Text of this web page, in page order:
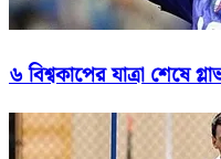
৬ বিশ্বকাপের যাত্রা শেষে